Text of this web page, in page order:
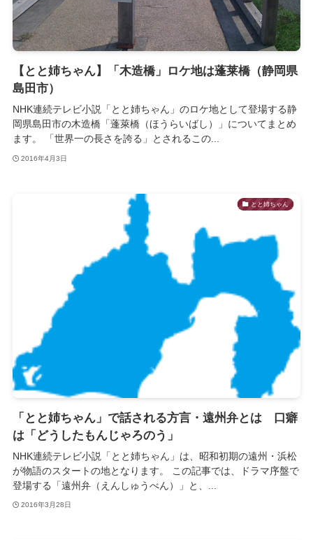
【とと姉ちゃん】「木造橋」ロケ地は蓬莱橋（静岡県
島田市）
NHK連続テレビ小説「とと姉ちゃん」のロケ地として登場する静
岡県島田市の木造橋「蓬萊橋（ほうらいばし）」についてまとめ
ます。 「世界一の長さを誇る」とされるこの...
2016年4月3日
とと姉ちゃん
「とと姉ちゃん」で話される方言・遠州弁とは 口癖
は「どうしたもんじゃろのう」
NHK連続テレビ小説「とと姉ちゃん」は、昭和初期の遠州・浜松
が物語のスタートの地となります。 この記事では、ドラマ序盤で
登場する「遠州弁（えんしゅうべん）」と、...
2016年3月28日